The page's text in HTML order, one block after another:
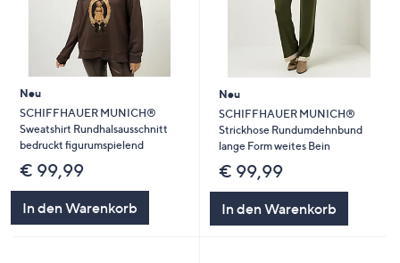
Neu
SCHIFFHAUER MUNICH®
Sweatshirt Rundhalsausschnitt
bedruckt figurumspielend
€ 99,99
In den Warenkorb
Neu
SCHIFFHAUER MUNICH®
Strickhose Rundumdehnbund
lange Form weites Bein
€ 99,99
In den Warenkorb